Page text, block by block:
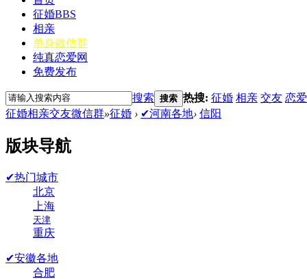
征婚BBS
相亲
单身微信群
纯真恋爱网
免费发布
搜索 搜索 热搜: 征婚 相亲 交友 恋爱
征婚相亲交友微信群»征婚 › ✔河南各地› 信阳
版块导航
✔热门城市
北京
上海
天津
重庆
✔安徽各地
合肥